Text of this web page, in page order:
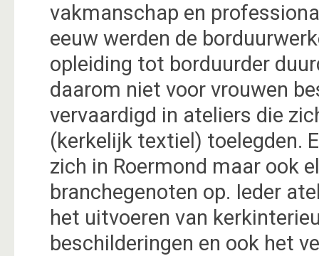
vakmanschap en
eeuw werden de
opleiding tot borduurder
daarom niet voor vrouwen
vervaardigd in ateliers die
(kerkelijk textiel) toelegden.
zich in Roermond maar ook
branchegenoten op. Ieder
het uitvoeren van
beschilderingen en ook het